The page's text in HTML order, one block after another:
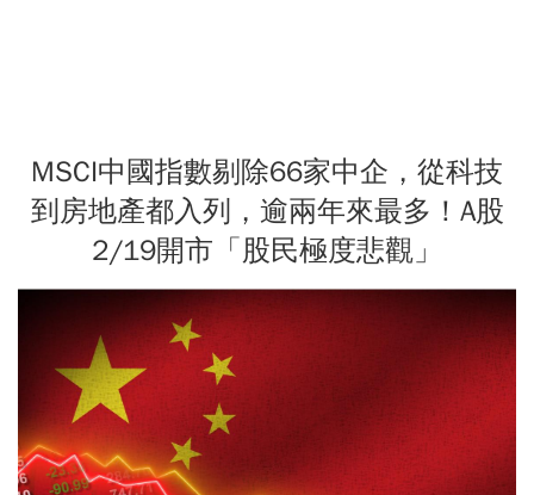
MSCI中國指數剔除66家中企，從科技
到房地產都入列，逾兩年來最多！A股
2/19開市「股民極度悲觀」